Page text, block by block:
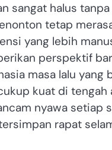
sangat halus
tetap
yang lebih
perspektif
masa lalu
kuat di
nyawa setiap
rapat